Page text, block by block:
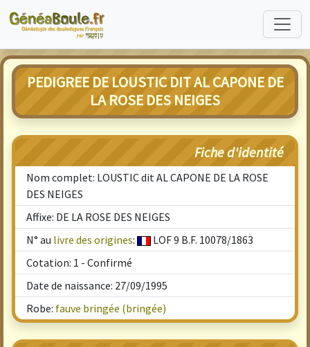
PEDIGREE DE LOUSTIC DIT AL CAPONE DE
LA ROSE DES NEIGES
Fiche d'identité
Nom complet: LOUSTIC dit AL CAPONE DE LA ROSE
DES NEIGES
Affixe: DE LA ROSE DES NEIGES
N° au livre des origines:
LOF 9 B.F. 10078/1863
Cotation: 1 - Confirmé
Date de naissance: 27/09/1995
Robe: fauve bringée (bringée)